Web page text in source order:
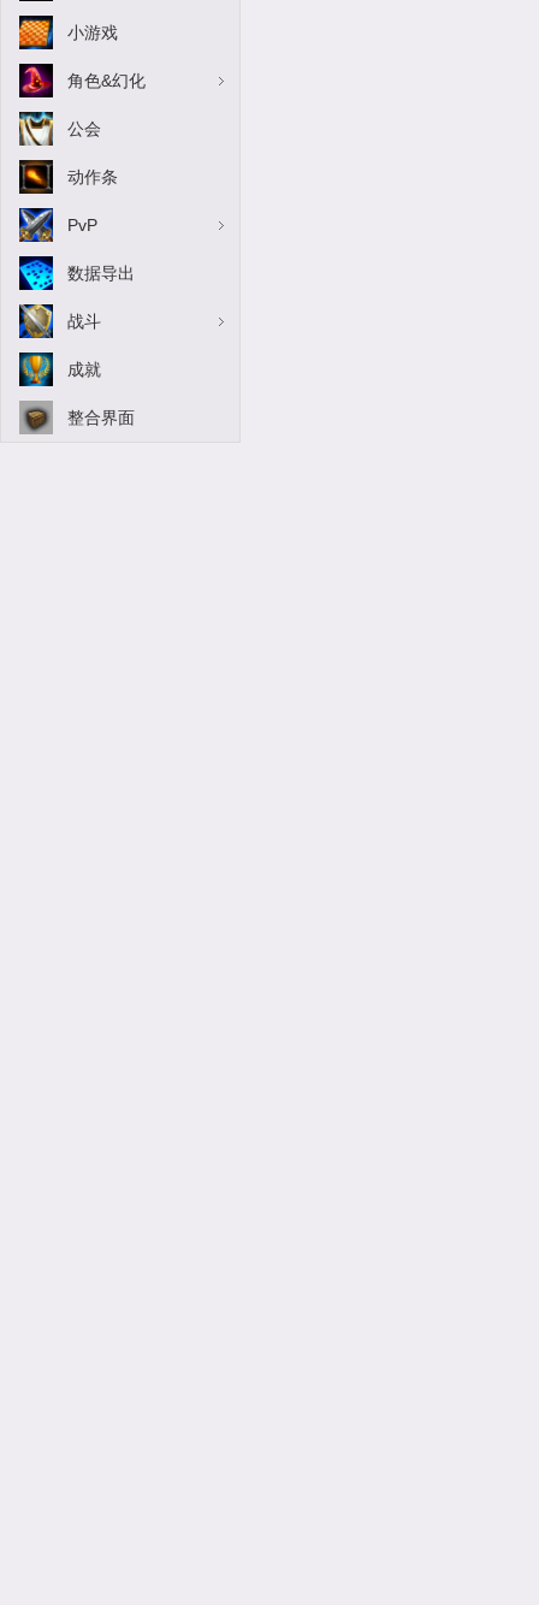
小游戏
角色&幻化
公会
动作条
PvP
数据导出
战斗
成就
整合界面